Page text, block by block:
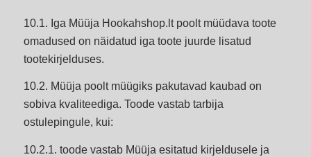
10.1. Iga Müüja Hookahshop.lt poolt müüdava toote
omadused on näidatud iga toote juurde lisatud
tootekirjelduses.
10.2. Müüja poolt müügiks pakutavad kaubad on
sobiva kvaliteediga. Toode vastab tarbija
ostulepingule, kui:
10.2.1. toode vastab Müüja esitatud kirjeldusele ja